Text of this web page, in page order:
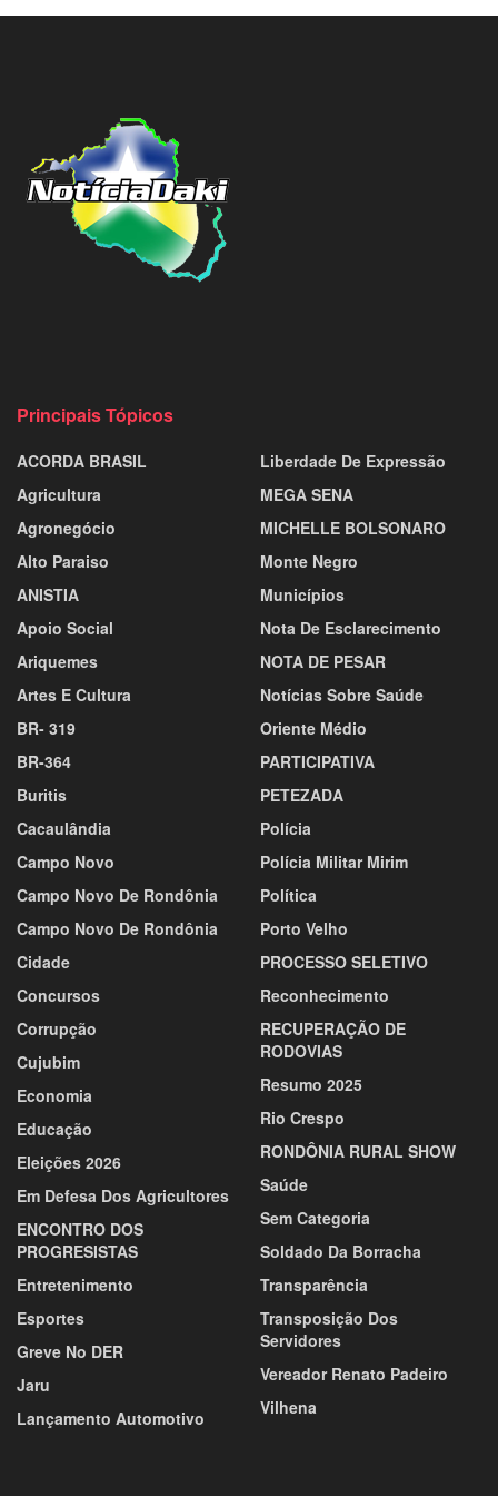
Principais Tópicos
ACORDA BRASIL
Agricultura
Agronegócio
Alto Paraiso
ANISTIA
Apoio Social
Ariquemes
Artes E Cultura
BR- 319
BR-364
Buritis
Cacaulândia
Campo Novo
Campo Novo De Rondônia
Campo Novo De Rondônia
Cidade
Concursos
Corrupção
Cujubim
Economia
Educação
Eleições 2026
Em Defesa Dos Agricultores
ENCONTRO DOS
PROGRESISTAS
Entretenimento
Esportes
Greve No DER
Jaru
Lançamento Automotivo
Liberdade De Expressão
MEGA SENA
MICHELLE BOLSONARO
Monte Negro
Municípios
Nota De Esclarecimento
NOTA DE PESAR
Notícias Sobre Saúde
Oriente Médio
PARTICIPATIVA
PETEZADA
Polícia
Polícia Militar Mirim
Política
Porto Velho
PROCESSO SELETIVO
Reconhecimento
RECUPERAÇÃO DE
RODOVIAS
Resumo 2025
Rio Crespo
RONDÔNIA RURAL SHOW
Saúde
Sem Categoria
Soldado Da Borracha
Transparência
Transposição Dos
Servidores
Vereador Renato Padeiro
Vilhena